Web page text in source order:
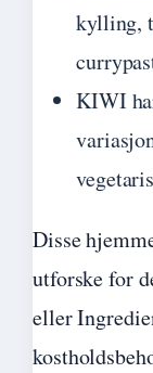
kylling,
KIWI
Disse
utforske for
eller